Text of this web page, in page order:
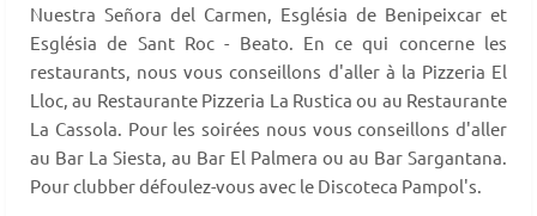
Nuestra Señora del Carmen, Església de Benipeixcar et
Església de Sant Roc - Beato. En ce qui concerne les
restaurants, nous vous conseillons d'aller à la Pizzeria El
Lloc, au Restaurante Pizzeria La Rustica ou au Restaurante
La Cassola. Pour les soirées nous vous conseillons d'aller
au Bar La Siesta, au Bar El Palmera ou au Bar Sargantana.
Pour clubber défoulez-vous avec le Discoteca Pampol's.